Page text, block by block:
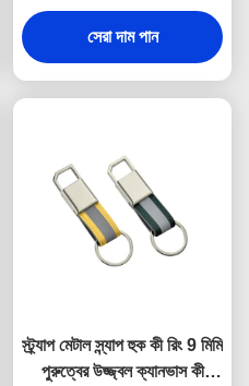
ইলেক্ট্রোপ্লেটিং
সেরা দাম পান
স্ট্র্যাপ মেটাল স্ন্যাপ হুক কী রিং 9 মিমি
পুরুত্বের উজ্জ্বল ক্যানভাস কী